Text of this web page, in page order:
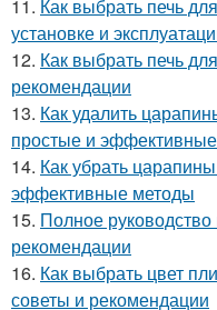
11. Как выбрать печь
установке и
12. Как выбрать печь
рекомендации
13. Как удалить
простые и
14. Как убрать
эффективные методы
15. Полное
рекомендации
16. Как выбрать цвет
советы и рекомендации